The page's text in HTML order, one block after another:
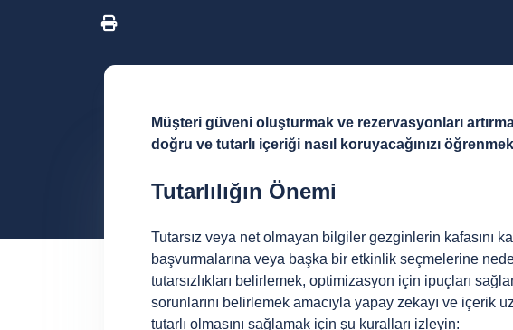
Müşteri güveni oluşturmak ve rezervasyonları
doğru ve tutarlı içeriği nasıl koruyacağınızı
Tutarlılığın Önemi
Tutarsız veya net olmayan bilgiler gezginlerin kafasını
başvurmalarına veya başka bir etkinlik seçmelerine
tutarsızlıkları belirlemek, optimizasyon için ipuçları
sorunlarını belirlemek amacıyla yapay zekayı ve içerik
tutarlı olmasını sağlamak için şu kuralları izleyin: